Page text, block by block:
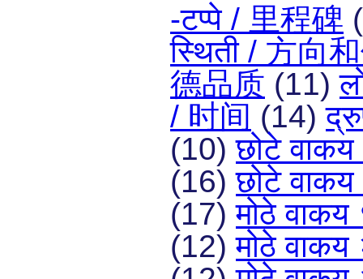
-टप्पे / 里程碑
स्थिती / 方向
德品质 (11)
/ 时间 (14)
(10)छोटे
(16)छोटे
(17)मोठे
(12)मोठे